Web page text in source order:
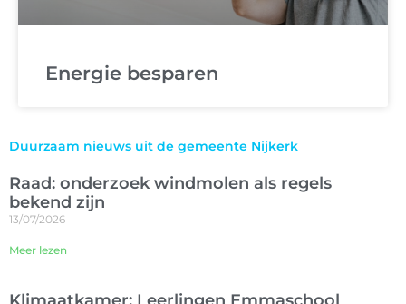
Energie besparen
Duurzaam nieuws uit de gemeente Nijkerk
Raad: onderzoek windmolen als regels
bekend zijn
13/07/2026
Meer lezen